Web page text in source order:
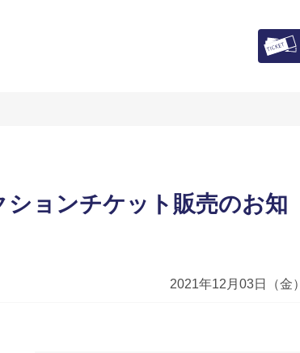
ションチケット販売のお知
2021年12月03日（金）